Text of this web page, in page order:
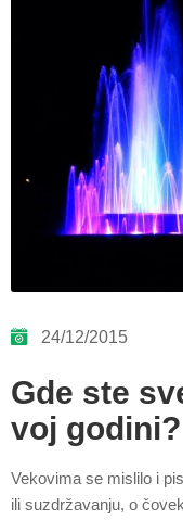
24/12/2015
Gde ste
voj godini?
Vekovima se mislilo i
ili suzdržavanju, o